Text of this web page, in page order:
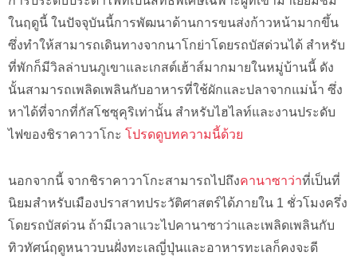
ในฤดูนี้ ในปัจจุบันนี้การพัฒนาด้านการขนส่งก้าวหน้ามากขึ้น
ซึ่งทำให้สามารถเดินทางจากนาโกย่าโดยรถบัสด่วนได้ สำหรับ
ที่พักก็มีวิลล่าบนภูเขาและเกสต์เฮ้าส์มากมายในหมู่บ้านนี้ ดัง
นั้นสามารถเพลิดเพลินกับอาหารที่ใช้ผักและปลาจากแม่น้ำ ซึ่ง
หาได้ที่จากที่กัสโชซุคุริเท่านั้น สำหรับไฮไลท์และงานประดับ
ไฟของชิราคาวาโกะ โปรดดูบทความนี้ด้วย
นอกจากนี้ จากชิราคาวาโกะสามารถไปถึงคานาซาว่าที่เป็นที่
นิยมสำหรับเมืองปราสาทประวัติศาสตร์ได้ภายใน 1 ชั่วโมงครึ่ง
โดยรถบัสด่วน ถ้ามีเวลาแวะไปคานาซาว่าและเพลิดเพลินกับ
ทิวทัศน์ฤดูหนาวบนฝั่งทะเลญี่ปุ่นและอาหารทะเลก็คงจะดี